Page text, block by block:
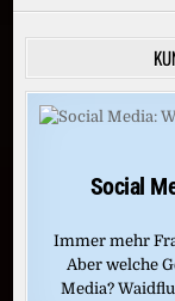
Social
Immer mehr
Aber welche
Media?